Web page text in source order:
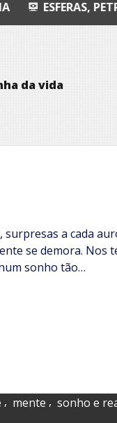
PETROGLIFOS Y
da vida
surpresas a cada
se demora. Nos
sonho tão…
, mente , sonho e